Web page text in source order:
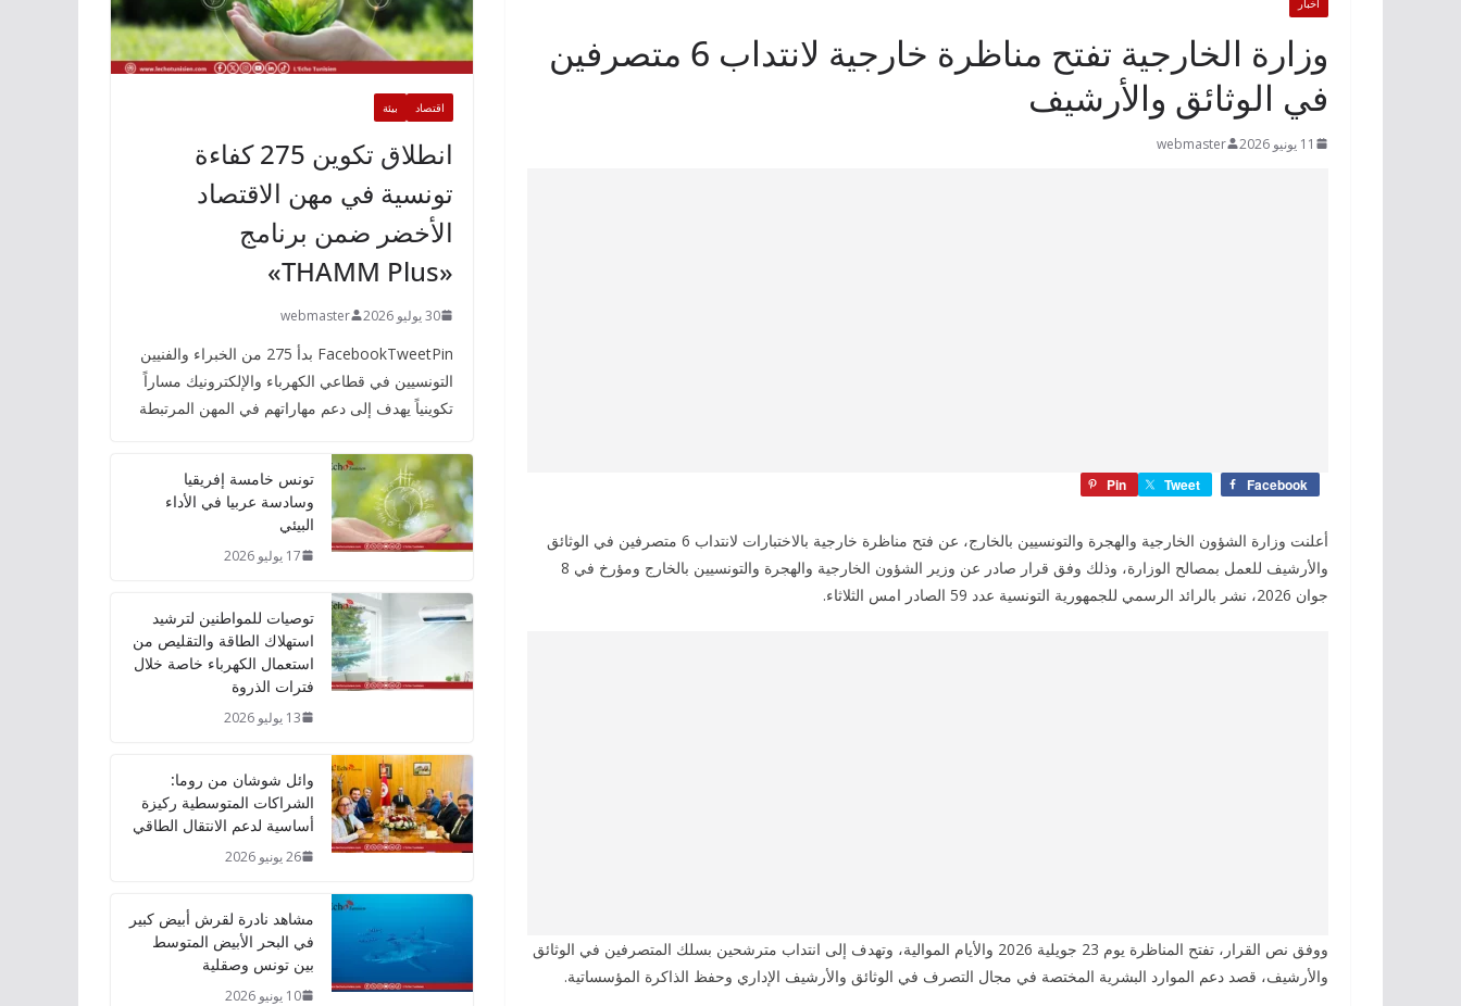
وزارة الخارجية تفتح مناظرة خارجية لانتداب 6 متصرفين
في الوثائق والأرشيف
11 يونيو 2026 webmaster
Facebook
Tweet
Pin
أعلنت وزارة الشؤون الخارجية والهجرة والتونسيين بالخارج، عن فتح مناظرة خارجية بالاختبارات لانتداب 6 متصرفين في الوثائق
والأرشيف للعمل بمصالح الوزارة، وذلك وفق قرار صادر عن وزير الشؤون الخارجية والهجرة والتونسيين بالخارج ومؤرخ في 8
جوان 2026، نشر بالرائد الرسمي للجمهورية التونسية عدد 59 الصادر امس الثلاثاء.
ووفق نص القرار، تفتح المناظرة يوم 23 جويلية 2026 والأيام الموالية، وتهدف إلى انتداب مترشحين بسلك المتصرفين في الوثائق
والأرشيف، قصد دعم الموارد البشرية المختصة في مجال التصرف في الوثائق والأرشيف الإداري وحفظ الذاكرة المؤسساتية.
اقتصاد بيئة
انطلاق تكوين 275 كفاءة
تونسية في مهن الاقتصاد
الأخضر ضمن برنامج
«THAMM Plus»
30 يوليو 2026 webmaster
FacebookTweetPin بدأ 275 من الخبراء والفنيين
التونسيين في قطاعي الكهرباء والإلكترونيك مساراً
تكوينياً يهدف إلى دعم مهاراتهم في المهن المرتبطة
تونس خامسة إفريقيا
وسادسة عربيا في الأداء
البيئي
17 يوليو 2026
توصيات للمواطنين لترشيد
استهلاك الطاقة والتقليص من
استعمال الكهرباء خاصة خلال
فترات الذروة
13 يوليو 2026
وائل شوشان من روما:
الشراكات المتوسطية ركيزة
أساسية لدعم الانتقال الطاقي
26 يونيو 2026
مشاهد نادرة لقرش أبيض كبير
في البحر الأبيض المتوسط
بين تونس وصقلية
10 يونيو 2026